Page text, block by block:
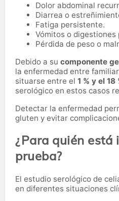
Dolor abdominal
Diarrea o
Fatiga persistente.
Vómitos o digestiones
Pérdida de peso o
Debido a su componente
la enfermedad entre
situarse entre el 1 % y el 18
serológico en estos casos
Detectar la enfermedad
gluten y evitar
¿Para quién está
prueba?
El estudio serológico de
en diferentes situaciones